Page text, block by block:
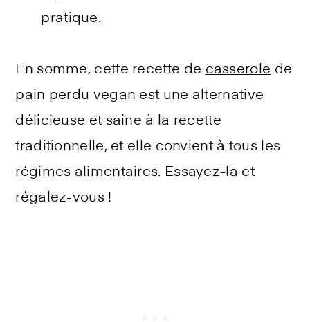
pratique.
En somme, cette recette de casserole de
pain perdu vegan est une alternative
délicieuse et saine à la recette
traditionnelle, et elle convient à tous les
régimes alimentaires. Essayez-la et
régalez-vous !